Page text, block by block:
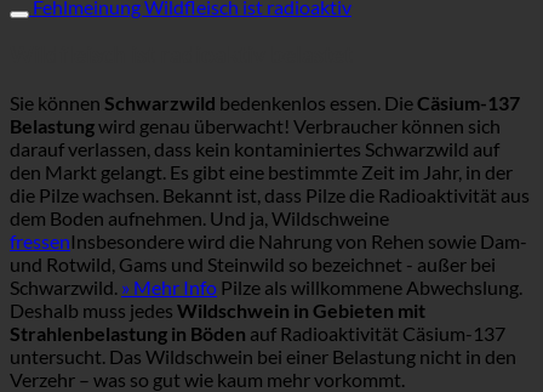
Fehlmeinung Wildfleisch ist radioaktiv
Sie können Schwarzwild bedenkenlos essen. DieCäsium-137
Belastungwird genau überwacht! Verbraucher können sich
darauf verlassen, dass kein kontaminiertes Schwarzwild auf
den Markt gelangt. Es gibt eine bestimmte Zeit im Jahr, in der
die Pilze wachsen. Bekannt ist, dass Pilze die Radioaktivität aus
dem Boden aufnehmen. Und ja, Wildschweine
fressenInsbesondere wird die Nahrung von Rehen sowie Dam-
und Rotwild, Gams und Steinwild so bezeichnet - außer bei
Schwarzwild. » Mehr Info Pilze als willkommene Abwechslung.
Deshalb muss jedes Wildschwein in Gebieten mit
Strahlenbelastung in Böden auf Radioaktivität Cäsium-137
untersucht. Das Wildschwein bei einer Belastung nicht in den
Verzehr – was so gut wie kaum mehr vorkommt.